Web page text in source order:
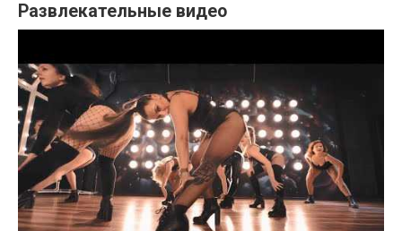
Развлекательные видео